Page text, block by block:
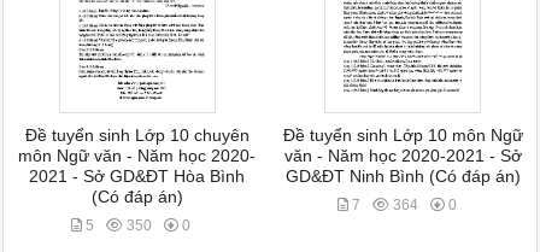
Đề tuyển sinh Lớp 10 chuyên
môn Ngữ văn - Năm học 2020-
2021 - Sở GD&ĐT Hòa Bình
(Có đáp án)
5 350 0
Đề tuyển sinh Lớp 10 môn Ngữ
văn - Năm học 2020-2021 - Sở
GD&ĐT Ninh Bình (Có đáp án)
7 364 0